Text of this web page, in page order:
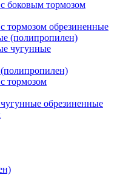
боковым тормозом
тормозом обрезиненные
(полипропилен)
чугунные
тормозом
обрезиненные